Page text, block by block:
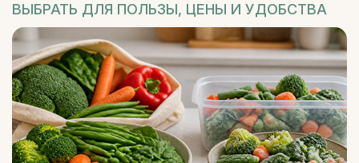
ВЫБРАТЬ ДЛЯ ПОЛЬЗЫ, ЦЕНЫ И УДОБСТВА